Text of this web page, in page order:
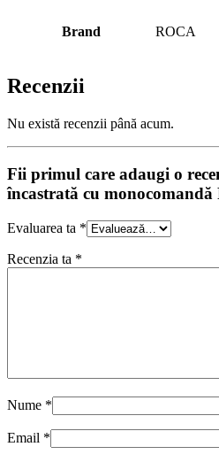
Brand ROCA
Recenzii
Nu există recenzii până acum.
Fii primul care adaugi o
încastrată cu monocomandă
Evaluarea ta *
Recenzia ta *
Nume *
Email *